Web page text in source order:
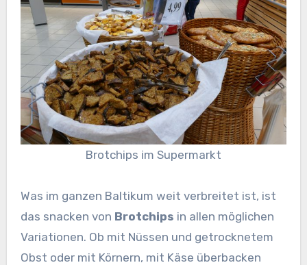
Brotchips im Supermarkt
Was im ganzen Baltikum weit verbreitet ist, ist
das snacken von Brotchips in allen möglichen
Variationen. Ob mit Nüssen und getrocknetem
Obst oder mit Körnern, mit Käse überbacken